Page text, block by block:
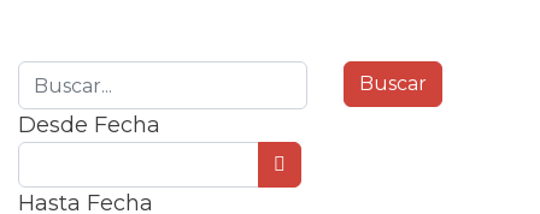
Desde Fecha
Abrir el calendario
Hasta Fecha